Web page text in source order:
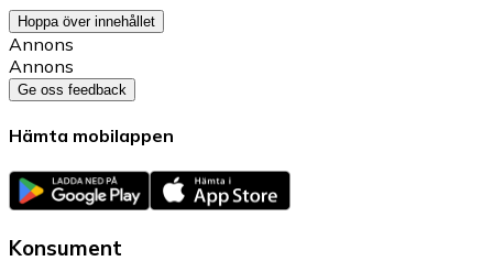
Hoppa över innehållet
Annons
Annons
Ge oss feedback
Hämta mobilappen
Konsument